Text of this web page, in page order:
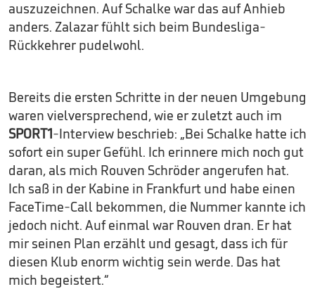
auszuzeichnen. Auf Schalke war das auf Anhieb
anders. Zalazar fühlt sich beim Bundesliga-
Rückkehrer pudelwohl.
Bereits die ersten Schritte in der neuen Umgebung
waren vielversprechend, wie er zuletzt auch im
SPORT1-Interview beschrieb: „Bei Schalke hatte ich
sofort ein super Gefühl. Ich erinnere mich noch gut
daran, als mich Rouven Schröder angerufen hat.
Ich saß in der Kabine in Frankfurt und habe einen
FaceTime-Call bekommen, die Nummer kannte ich
jedoch nicht. Auf einmal war Rouven dran. Er hat
mir seinen Plan erzählt und gesagt, dass ich für
diesen Klub enorm wichtig sein werde. Das hat
mich begeistert.“